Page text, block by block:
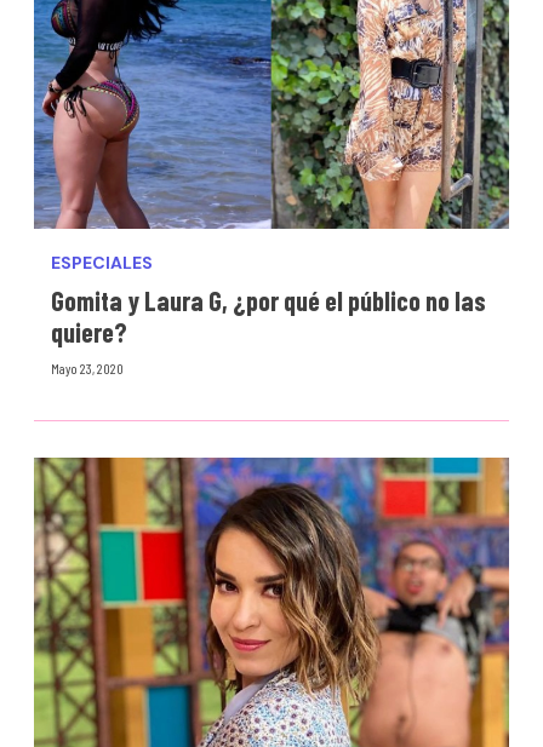
ESPECIALES
Gomita y Laura G, ¿por qué el público no las
quiere?
Mayo 23, 2020